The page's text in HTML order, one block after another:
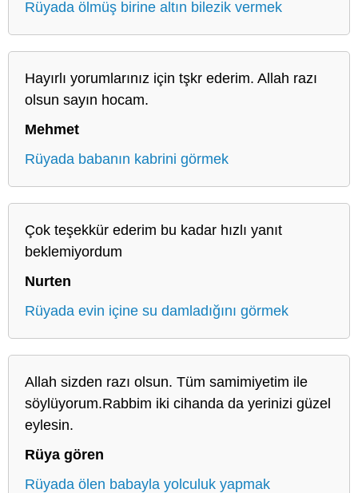
Rüyada ölmüş birine altın bilezik vermek
Hayırlı yorumlarınız için tşkr ederim. Allah razı
olsun sayın hocam.
Mehmet
Rüyada babanın kabrini görmek
Çok teşekkür ederim bu kadar hızlı yanıt
beklemiyordum
Nurten
Rüyada evin içine su damladığını görmek
Allah sizden razı olsun. Tüm samimiyetim ile
söylüyorum.Rabbim iki cihanda da yerinizi güzel
eylesin.
Rüya gören
Rüyada ölen babayla yolculuk yapmak